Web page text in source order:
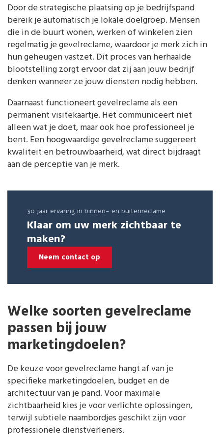
Door de strategische plaatsing op je bedrijfspand
bereik je automatisch je lokale doelgroep. Mensen
die in de buurt wonen, werken of winkelen zien
regelmatig je gevelreclame, waardoor je merk zich in
hun geheugen vastzet. Dit proces van herhaalde
blootstelling zorgt ervoor dat zij aan jouw bedrijf
denken wanneer ze jouw diensten nodig hebben.
Daarnaast functioneert gevelreclame als een
permanent visitekaartje. Het communiceert niet
alleen wat je doet, maar ook hoe professioneel je
bent. Een hoogwaardige gevelreclame suggereert
kwaliteit en betrouwbaarheid, wat direct bijdraagt
aan de perceptie van je merk.
30 jaar ervaring in binnen- en buitenreclame
Klaar om uw merk zichtbaar te
maken?
Neem contact op
Welke soorten gevelreclame
passen bij jouw
marketingdoelen?
De keuze voor gevelreclame hangt af van je
specifieke marketingdoelen, budget en de
architectuur van je pand. Voor maximale
zichtbaarheid kies je voor verlichte oplossingen,
terwijl subtiele naambordjes geschikt zijn voor
professionele dienstverleners.